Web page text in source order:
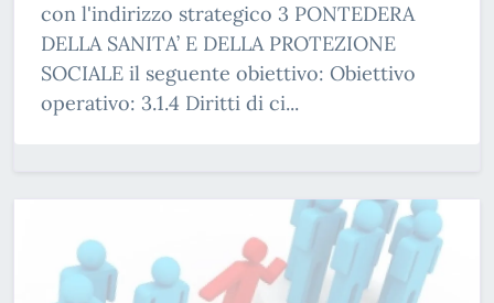
con l'indirizzo strategico 3 PONTEDERA
DELLA SANITA’ E DELLA PROTEZIONE
SOCIALE il seguente obiettivo: Obiettivo
operativo: 3.1.4 Diritti di ci...